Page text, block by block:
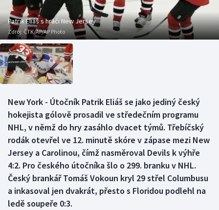
Baseball a softbal
Basketbal
Biatlon
Boby a skeleton
Box
Curling
Dostihy
Florbal
Futsal
Soutěže
Historické návraty
Aplikace ČT sport
AZ kvíz
Patrik Eliáš s hráči New Jersey
Zdroj:ČTK/AP/AP Photo
New York - Útočník Patrik Eliáš se jako jediný český
hokejista gólově prosadil ve středečním programu
NHL, v němž do hry zasáhlo dvacet týmů. Třebíčský
rodák otevřel ve 12. minutě skóre v zápase mezi New
Jersey a Carolinou, čímž nasměroval Devils k výhře
4:2. Pro českého útočníka šlo o 299. branku v NHL.
Český brankář Tomáš Vokoun kryl 29 střel Columbusu
a inkasoval jen dvakrát, přesto s Floridou podlehl na
ledě soupeře 0:3.